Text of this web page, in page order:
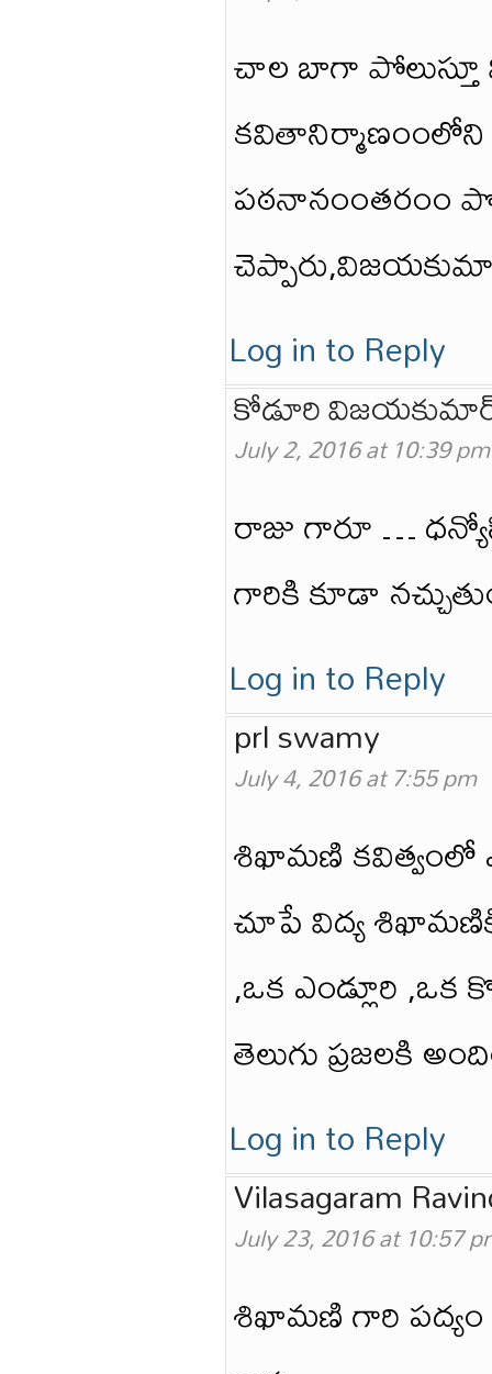
చాల బాగా పోలుస్తూ
కవితానిర్మాణంంలోని
పఠనానంంతరంం
Log in to Reply
కోడూరి
July 2, 2016 at 10:39 pm
రాజు గారూ …
గారికి కూడా
Log in to Reply
prl swamy
July 4, 2016 at 7:55 pm
శిఖామణి కవిత్వంలో
చూపే విద్య
,ఒక ఎండ్లూరి ,ఒక
తెలుగు ప్రజలకి
Log in to Reply
Vilasagaram
July 23, 2016 at 10:57
శిఖామణి గారి పద్యం